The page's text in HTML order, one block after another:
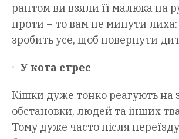
раптом ви взяли її малюка на
проти – то вам не минути лиха:
зробить усе, щоб повернути
У кота стрес
Кішки дуже тонко реагують на
обстановки, людей та інших
Тому дуже часто після